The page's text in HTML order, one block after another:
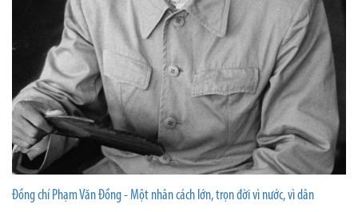
Đồng chí Phạm Văn Đồng - Một nhân cách lớn, trọn đời vì nước, vì dân